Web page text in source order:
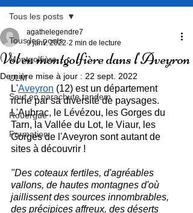
Tous les posts
Montgolfière
ULM
Saut en parachute tandem
Rouergue
Formation
Tous les posts
Vol en montgolfière dans l'Aveyron
agathelegendre7
9 janv. 2022 2 min de lecture
Dernière mise à jour : 22 sept. 2022
L'Aveyron (12) est un département
riche par sa diversité de paysages.
L'Aubrac, le Lévézou, les Gorges du
Tarn, la Vallée du Lot, le Viaur, les
Gorges de l'Aveyron sont autant de
sites à découvrir !
"Des coteaux fertiles, d'agréables
vallons, de hautes montagnes d'où
jaillissent des sources innombrables,
des précipices affreux, des déserts